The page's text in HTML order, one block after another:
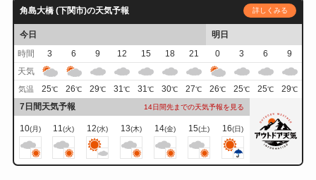
角島大橋 (下関市)の天気予報 詳しくみる
今日
明日
時間
3 6 9 12 15 18 21 0 3 6
9
天気
気温 25℃ 26℃ 29℃ 31℃ 31℃ 30℃ 27℃ 26℃ 25℃ 25℃ 29℃
7日間天気予報 14日間先までの天気予報を見る
10(月) 11(火) 12(水) 13(木) 14(金) 15(土) 16(日)